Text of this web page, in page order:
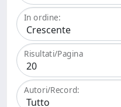
In ordine:
Risultati/Pagina
Autori/Record: